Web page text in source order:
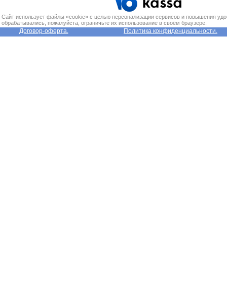
Сайт использует файлы «cookie» с целью персонализации сервисов и повышения
обрабатывались, пожалуйста, ограничьте их использование в своём браузере.
Договор-оферта. Политика конфиденциальности.